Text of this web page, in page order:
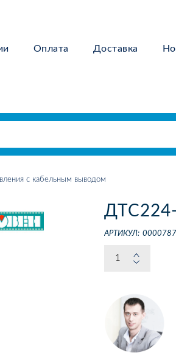
Оплата Доставка
с кабельным выводом
АРТИКУЛ: